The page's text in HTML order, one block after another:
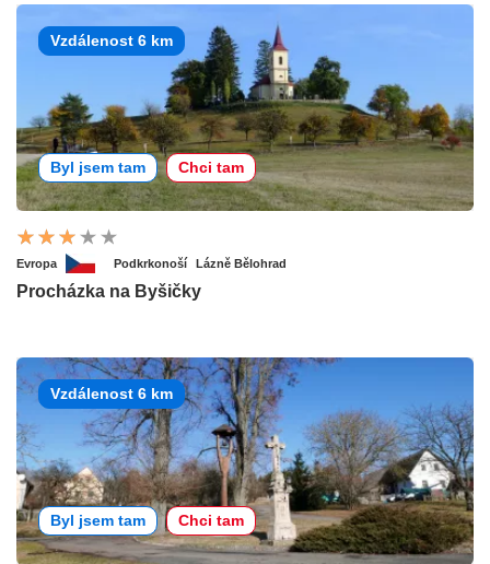
Vzdálenost 6 km
Byl jsem tam Chci tam
Evropa Podkrkonoší Lázně Bělohrad
Procházka na Byšičky
Vzdálenost 6 km
Byl jsem tam Chci tam